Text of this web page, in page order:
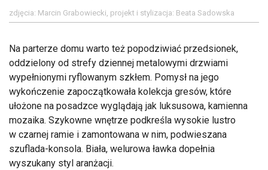
zdjęcia: Marcin Grabowiecki, projekt i stylizacja: Beata Sadowska
Na parterze domu warto też popodziwiać przedsionek,
oddzielony od strefy dziennej metalowymi drzwiami
wypełnionymi ryflowanym szkłem. Pomysł na jego
wykończenie zapoczątkowała kolekcja gresów, które
ułożone na posadzce wyglądają jak luksusowa, kamienna
mozaika. Szykowne wnętrze podkreśla wysokie lustro
w czarnej ramie i zamontowana w nim, podwieszana
szuflada-konsola. Biała, welurowa ławka dopełnia
wyszukany styl aranżacji.